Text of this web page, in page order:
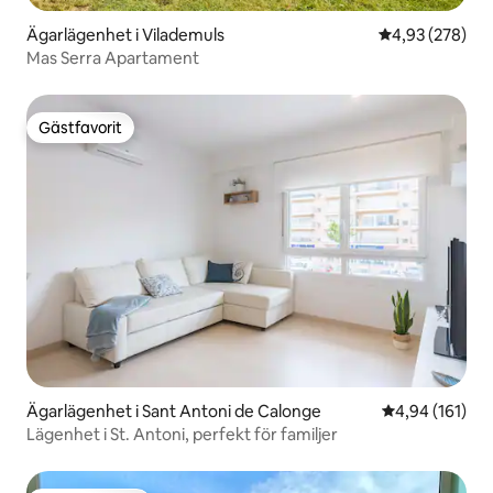
Ägarlägenhet i Vilademuls 4,93 av 5 i
4,93 (278)
Mas Serra Apartament
Gästfavorit
Gästfavorit
Ägarlägenhet i Sant Antoni de Calonge 4,94 av 5 i
4,94 (161)
Lägenhet i St. Antoni, perfekt för familjer